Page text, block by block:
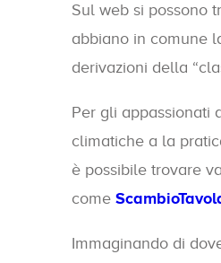
Sul web si possono
abbiano in comune
derivazioni della
Per gli appassionati
climatiche a la
è possibile trovare
come
Immaginando di